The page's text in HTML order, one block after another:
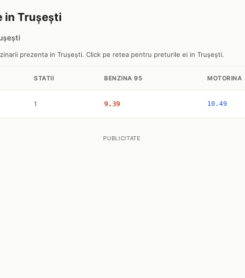
in Trușești
prezenta in Trușești. Click pe retea pentru preturile ei in Trușești.
STATII BENZINA 95 MOTORINA
1 9.39 10.49
PUBLICITATE